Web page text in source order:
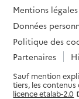
Mentions légales
Données
Politique des
Partenaires
Sauf mention
tiers, les contenus
licence etalab-2.0